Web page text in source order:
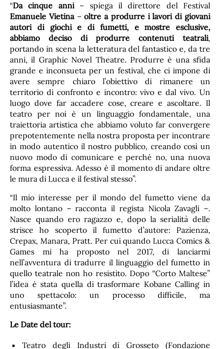
“Da cinque anni– spiega il direttore del Festival
Emanuele Vietina–oltre a produrre i lavori di giovani
autori di giochi e di fumetti, e mostre esclusive,
abbiamo deciso di produrre contenuti teatrali,
portando in scena la letteratura del fantastico e, da tre
anni, il Graphic Novel Theatre. Produrre è una sfida
grande e inconsueta per un festival, che ci impone di
avere sempre chiaro l’obiettivo di rimanere un
territorio di confronto e incontro: vivo e dal vivo. Un
luogo dove far accadere cose, creare e ascoltare. Il
teatro per noi è un linguaggio fondamentale, una
traiettoria artistica che abbiamo voluto far convergere
prepotentemente nella nostra proposta per incontrare
in modo autentico il nostro pubblico, creando così un
nuovo modo di comunicare e perché no, una nuova
forma espressiva. Adesso è il momento di andare oltre
le mura di Lucca e il festival stesso”.
“Il mio interesse per il mondo del fumetto viene da
molto lontano – racconta il regista Nicola Zavagli –.
Nasce quando ero ragazzo e, dopo la serialità delle
strisce ho scoperto il fumetto d’autore: Pazienza,
Crepax, Manara, Pratt. Per cui quando Lucca Comics &
Games mi ha proposto nel 2017, di lanciarmi
nell’avventura di tradurre il linguaggio del fumetto in
quello teatrale non ho resistito. Dopo “Corto Maltese”
l’idea è stata quella di trasformare Kobane Calling in
uno spettacolo: un processo difficile, ma
entusiasmante”.
Le Date del tour:
Teatro degli Industri di Grosseto (Fondazione